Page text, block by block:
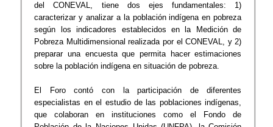
del CONEVAL, tiene dos ejes fundamentales: 1)
caracterizar y analizar a la población indígena en pobreza
según los indicadores establecidos en la Medición de
Pobreza Multidimensional realizada por el CONEVAL, y 2)
preparar una encuesta que permita hacer estimaciones
sobre la población indígena en situación de pobreza.
El Foro contó con la participación de diferentes
especialistas en el estudio de las poblaciones indígenas,
que colaboran en instituciones como el Fondo de